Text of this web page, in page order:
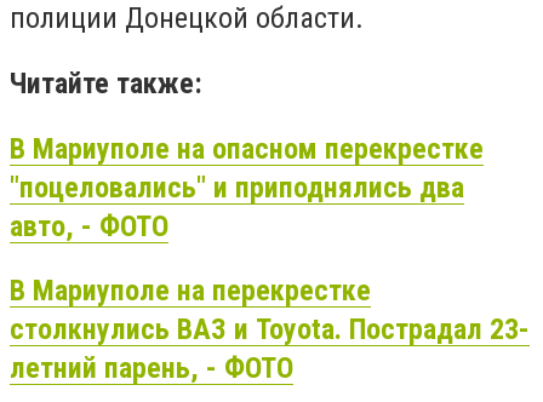
полиции Донецкой области.
Читайте также:
В Мариуполе на опасном перекрестке
"поцеловались" и приподнялись два
авто, - ФОТО
В Мариуполе на перекрестке
столкнулись ВАЗ и Toyota. Пострадал 23-
летний парень, - ФОТО